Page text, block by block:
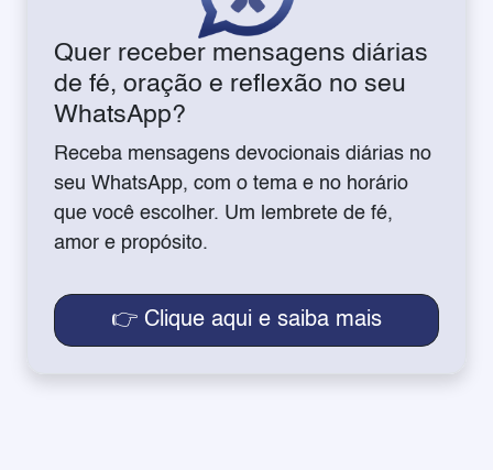
Quer receber mensagens diárias
de fé, oração e reflexão no seu
WhatsApp?
Receba mensagens devocionais diárias no
seu WhatsApp, com o tema e no horário
que você escolher. Um lembrete de fé,
amor e propósito.
👉 Clique aqui e saiba mais